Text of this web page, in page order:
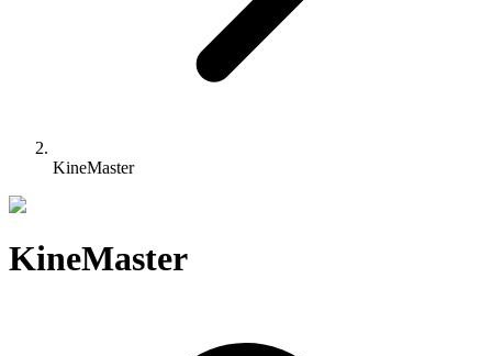
KineMaster
KineMaster